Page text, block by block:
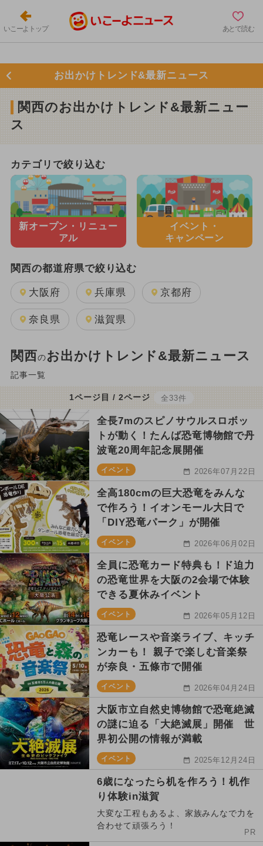
いこーよトップ あとで読む
お出かけトレンド&最新ニュース
関西のお出かけトレンド&最新ニュー
ス
カテゴリで絞り込む
新オープン・ リニュー
アル
イベント・
キャンペーン
関西の都道府県で絞り込む
大阪府 兵庫県 京都府
奈良県 滋賀県
関西のお出かけトレンド&最新ニュース
記事一覧
1ページ目 / 2ページ 全33件
全長7mのスピノサウルスロボッ
トが動く！たんば恐竜博物館で丹
波竜20周年記念展開催
イベント 2026年07月22日
全高180cmの巨大恐竜をみんな
で作ろう！イオンモール大日で
「DIY恐竜パーク」が開催
イベント 2026年06月02日
全員に恐竜カード特典も！ド迫力
の恐竜世界を大阪の2会場で体験
できる夏休みイベント
イベント 2026年05月12日
恐竜レースや音楽ライブ、キッチ
ンカーも！ 親子で楽しむ音楽祭
が奈良・五條市で開催
イベント 2026年04月24日
大阪市立自然史博物館で恐竜絶滅
の謎に迫る「大絶滅展」開催 世
界初公開の情報が満載
イベント 2025年12月24日
6歳になったら机を作ろう！机作
り体験in滋賀
大変な工程もあるよ、家族みんなで力を
合わせて頑張ろう！
PR